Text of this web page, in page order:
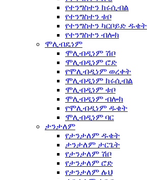
የተንግስተን ክሩሲብል
የተንግስተን ቱቦ
የተንግስተን ካርቦይድ ዱቄት
የተንግስተን ብሎክ
ሞሊብዴነም
ሞሊብዲነም ሽቦ
ሞሊብዲነም ሮድ
የሞሊብዲነም ወረቀት
ሞሊብዲነም ክሩሲብል
ሞሊብዲነም ቱቦ
ሞሊብዲነም ብሎክ
የሞሊብዲነም ዱቄት
ሞሊብዲነም ባር
ታንታለም
የታንታለም ዱቄት
ታንታለም ታርጌት
የታንታለም ሽቦ
የታንታለም ሮድ
የታንታለም ሉህ